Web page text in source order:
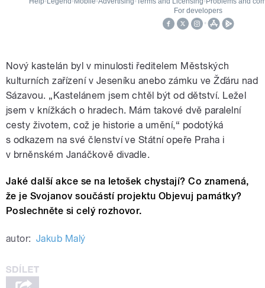
Nový kastelán byl v minulosti ředitelem Městských
kulturních zařízení v Jeseníku anebo zámku ve Žďáru nad
Sázavou. „Kastelánem jsem chtěl být od dětství. Ležel
jsem v knížkách o hradech. Mám takové dvě paralelní
cesty životem, což je historie a umění,“ podotýká
s odkazem na své členství ve Státní opeře Praha i
v brněnském Janáčkově divadle.
Jaké další akce se na letošek chystají? Co znamená,
že je Svojanov součástí projektu Objevuj památky?
Poslechněte si celý rozhovor.
autor: Jakub Malý